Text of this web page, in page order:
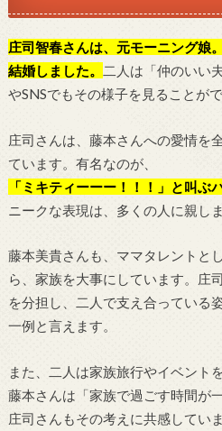
庄司智春さんは、元モーニング娘
結婚しました。
二人は「仲のいい
やSNSでもその様子を見ることがで
庄司さんは、藤本さんへの愛情を
ています。有名なのが、
「ミキティーーー！！！」と叫ぶ
ニークな表現は、多くの人に親し
藤本美貴さんも、ママタレントと
ら、家族を大事にしています。庄
を分担し、二人で支え合っている
一例と言えます。
また、二人は家族旅行やイベント
藤本さんは「家族で過ごす時間が
庄司さんもその考えに共感してい